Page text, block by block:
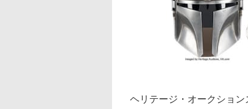
ヘリテージ・オークショ